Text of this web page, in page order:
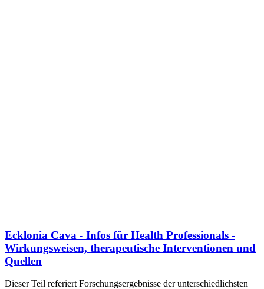
Ecklonia Cava - Infos für Health Professionals -
Wirkungsweisen, therapeutische Interventionen und
Quellen
Dieser Teil referiert Forschungsergebnisse der unterschiedlichsten